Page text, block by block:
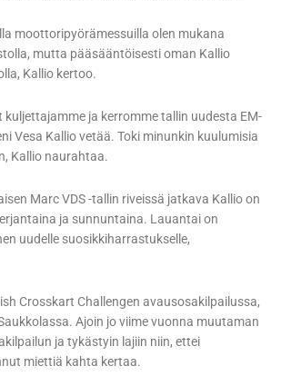
moottoripyörämessuilla olen mukana
mutta pääsääntöisesti oman Kallio
Kallio kertoo.
kuljettajamme ja kerromme tallin uudesta EM-
Vesa Kallio vetää. Toki minunkin kuulumisia
Kallio naurahtaa.
Marc VDS -tallin riveissä jatkava Kallio on
ja sunnuntaina. Lauantai on
uudelle suosikkiharrastukselle,
Crosskart Challengen avausosakilpailussa,
Ajoin jo viime vuonna muutaman
ja tykästyin lajiin niin, ettei
miettiä kahta kertaa.